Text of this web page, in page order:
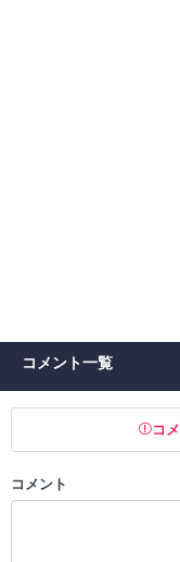
コメント一覧
コ
以下の書き込みを禁止
コメント